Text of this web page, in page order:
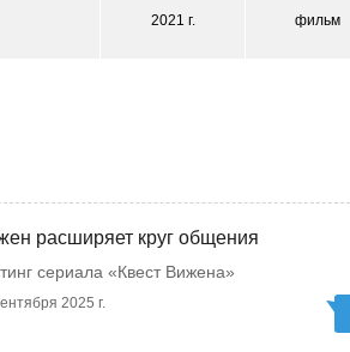
2021 г. фильм
расширяет круг общения
сериала «Квест Вижена»
2025 г.